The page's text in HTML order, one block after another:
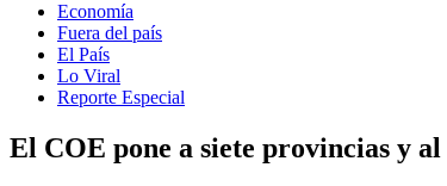
Economía
Fuera del país
El País
Lo Viral
Reporte Especial
El COE pone a siete provincias y